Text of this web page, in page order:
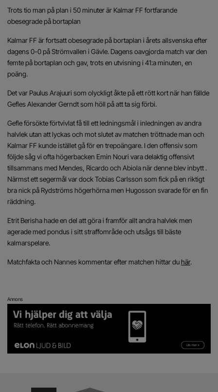
Trots tio man på plan i 50 minuter är Kalmar FF fortfarande
obesegrade på bortaplan
Kalmar FF är fortsatt obesegrade på bortaplan i årets allsvenska efter
dagens 0-0 på Strömvallen i Gävle. Dagens oavgjorda match var den
femte på bortaplan och gav, trots en utvisning i 41:a minuten, en
poäng.
Det var Paulus Arajuuri som olyckligt åkte på ett rött kort när han fällde
Gefles Alexander Gerndt som höll på att ta sig förbi.
Gefle försökte förtvivlat få till ett ledningsmål i inledningen av andra
halvlek utan att lyckas och mot slutet av matchen tröttnade man och
Kalmar FF kunde istället gå för en trepoängare. I den offensiv som
följde såg vi ofta högerbacken Emin Nouri vara delaktig offensivt
tillsammans med Mendes, Ricardo och Abiola när denne blev inbytt .
Närmst ett segermål var dock Tobias Carlsson som fick på en riktigt
bra nick på Rydströms högerhörna men Hugosson svarade för en fin
räddning.
Etrit Berisha hade en del att göra i framför allt andra halvlek men
agerade med pondus i sitt straffområde och utsågs till bäste
kalmarspelare.
Matchfakta och Nannes kommentar efter matchen hittar duhär.
Annons